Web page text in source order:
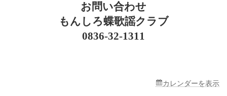
お問い合わせ
もんしろ蝶歌謡クラブ
0836-32-1311
カレンダーを表示